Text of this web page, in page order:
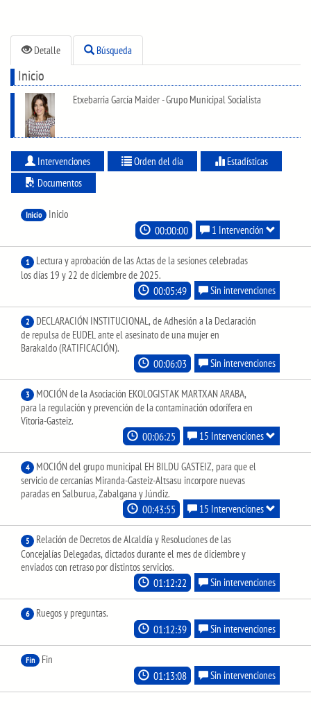
Detalle Búsqueda
Inicio
Etxebarria García Maider - Grupo Municipal Socialista
Intervenciones Orden del día
Estadísticas
Documentos
Inicio Inicio
00:00:00 1 Intervención
1
Lectura y aprobación de las Actas de la sesiones celebradas
los días 19 y 22 de diciembre de 2025.
00:05:49 Sin intervenciones
2
DECLARACIÓN INSTITUCIONAL, de Adhesión a la Declaración
de repulsa de EUDEL ante el asesinato de una mujer en
Barakaldo (RATIFICACIÓN).
00:06:03 Sin intervenciones
3
MOCIÓN de la Asociación EKOLOGISTAK MARTXAN ARABA,
para la regulación y prevención de la contaminación odorífera en
Vitoria-Gasteiz.
00:06:25 15 Intervenciones
4
MOCIÓN del grupo municipal EH BILDU GASTEIZ, para que el
servicio de cercanías Miranda-Gasteiz-Altsasu incorpore nuevas
paradas en Salburua, Zabalgana y Júndiz.
00:43:55 15 Intervenciones
5
Relación de Decretos de Alcaldía y Resoluciones de las
Concejalías Delegadas, dictados durante el mes de diciembre y
enviados con retraso por distintos servicios.
01:12:22 Sin intervenciones
6 Ruegos y preguntas.
01:12:39 Sin intervenciones
Fin Fin
01:13:08 Sin intervenciones